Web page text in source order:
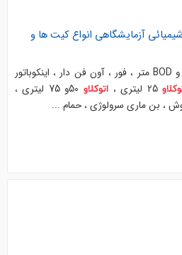
آزمایشگاهی انواع کیت ها و
... سنج ، دستگاههای CODمتر و BOD متر ، فور ، آون فن دار ، اینکوباتور
25 لیتری ، اتوکلاو50و 75 لیتری ،